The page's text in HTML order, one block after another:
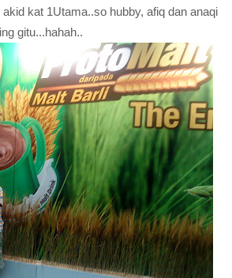
kat 1Utama..so hubby, afiq dan anaqi
gitu...hahah..